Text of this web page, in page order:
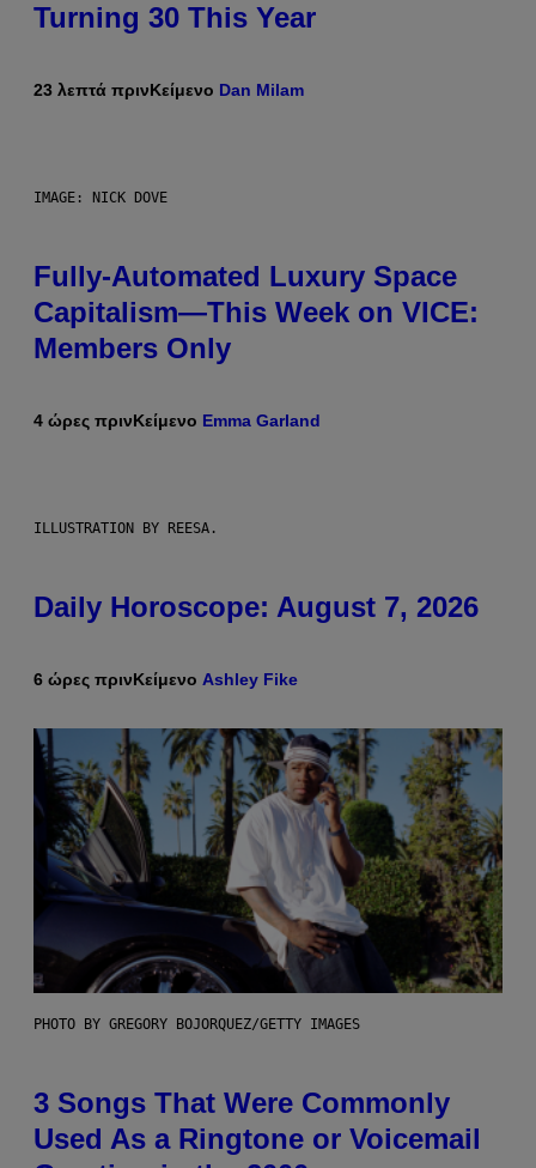
Turning 30 This Year
23 λεπτά πρινΚείμενο Dan Milam
IMAGE: NICK DOVE
Fully-Automated Luxury Space
Capitalism—This Week on VICE:
Members Only
4 ώρες πρινΚείμενο Emma Garland
ILLUSTRATION BY REESA.
Daily Horoscope: August 7, 2026
6 ώρες πρινΚείμενο Ashley Fike
PHOTO BY GREGORY BOJORQUEZ/GETTY IMAGES
3 Songs That Were Commonly
Used As a Ringtone or Voicemail